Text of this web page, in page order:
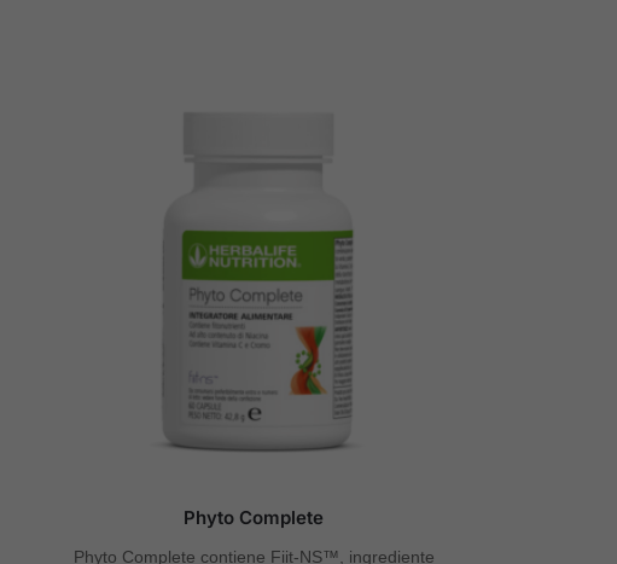
Phyto Complete
Phyto Complete contiene Fiit-NS™, ingrediente